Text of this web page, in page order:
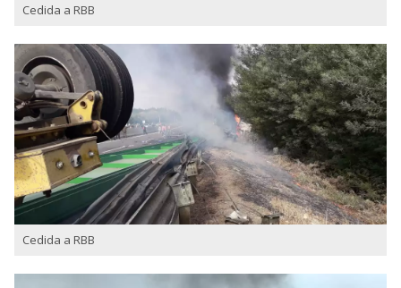
Cedida a RBB
Cedida a RBB